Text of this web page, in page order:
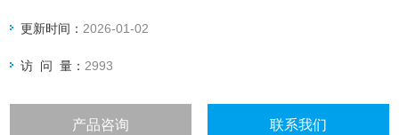
更新时间： 2026-01-02
访 问 量： 2993
产品咨询 联系我们